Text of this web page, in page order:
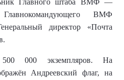
Главного штаба ВМФ —
ВМФ
директор «Почта
000 экземпляров. На
Андреевский флаг, на